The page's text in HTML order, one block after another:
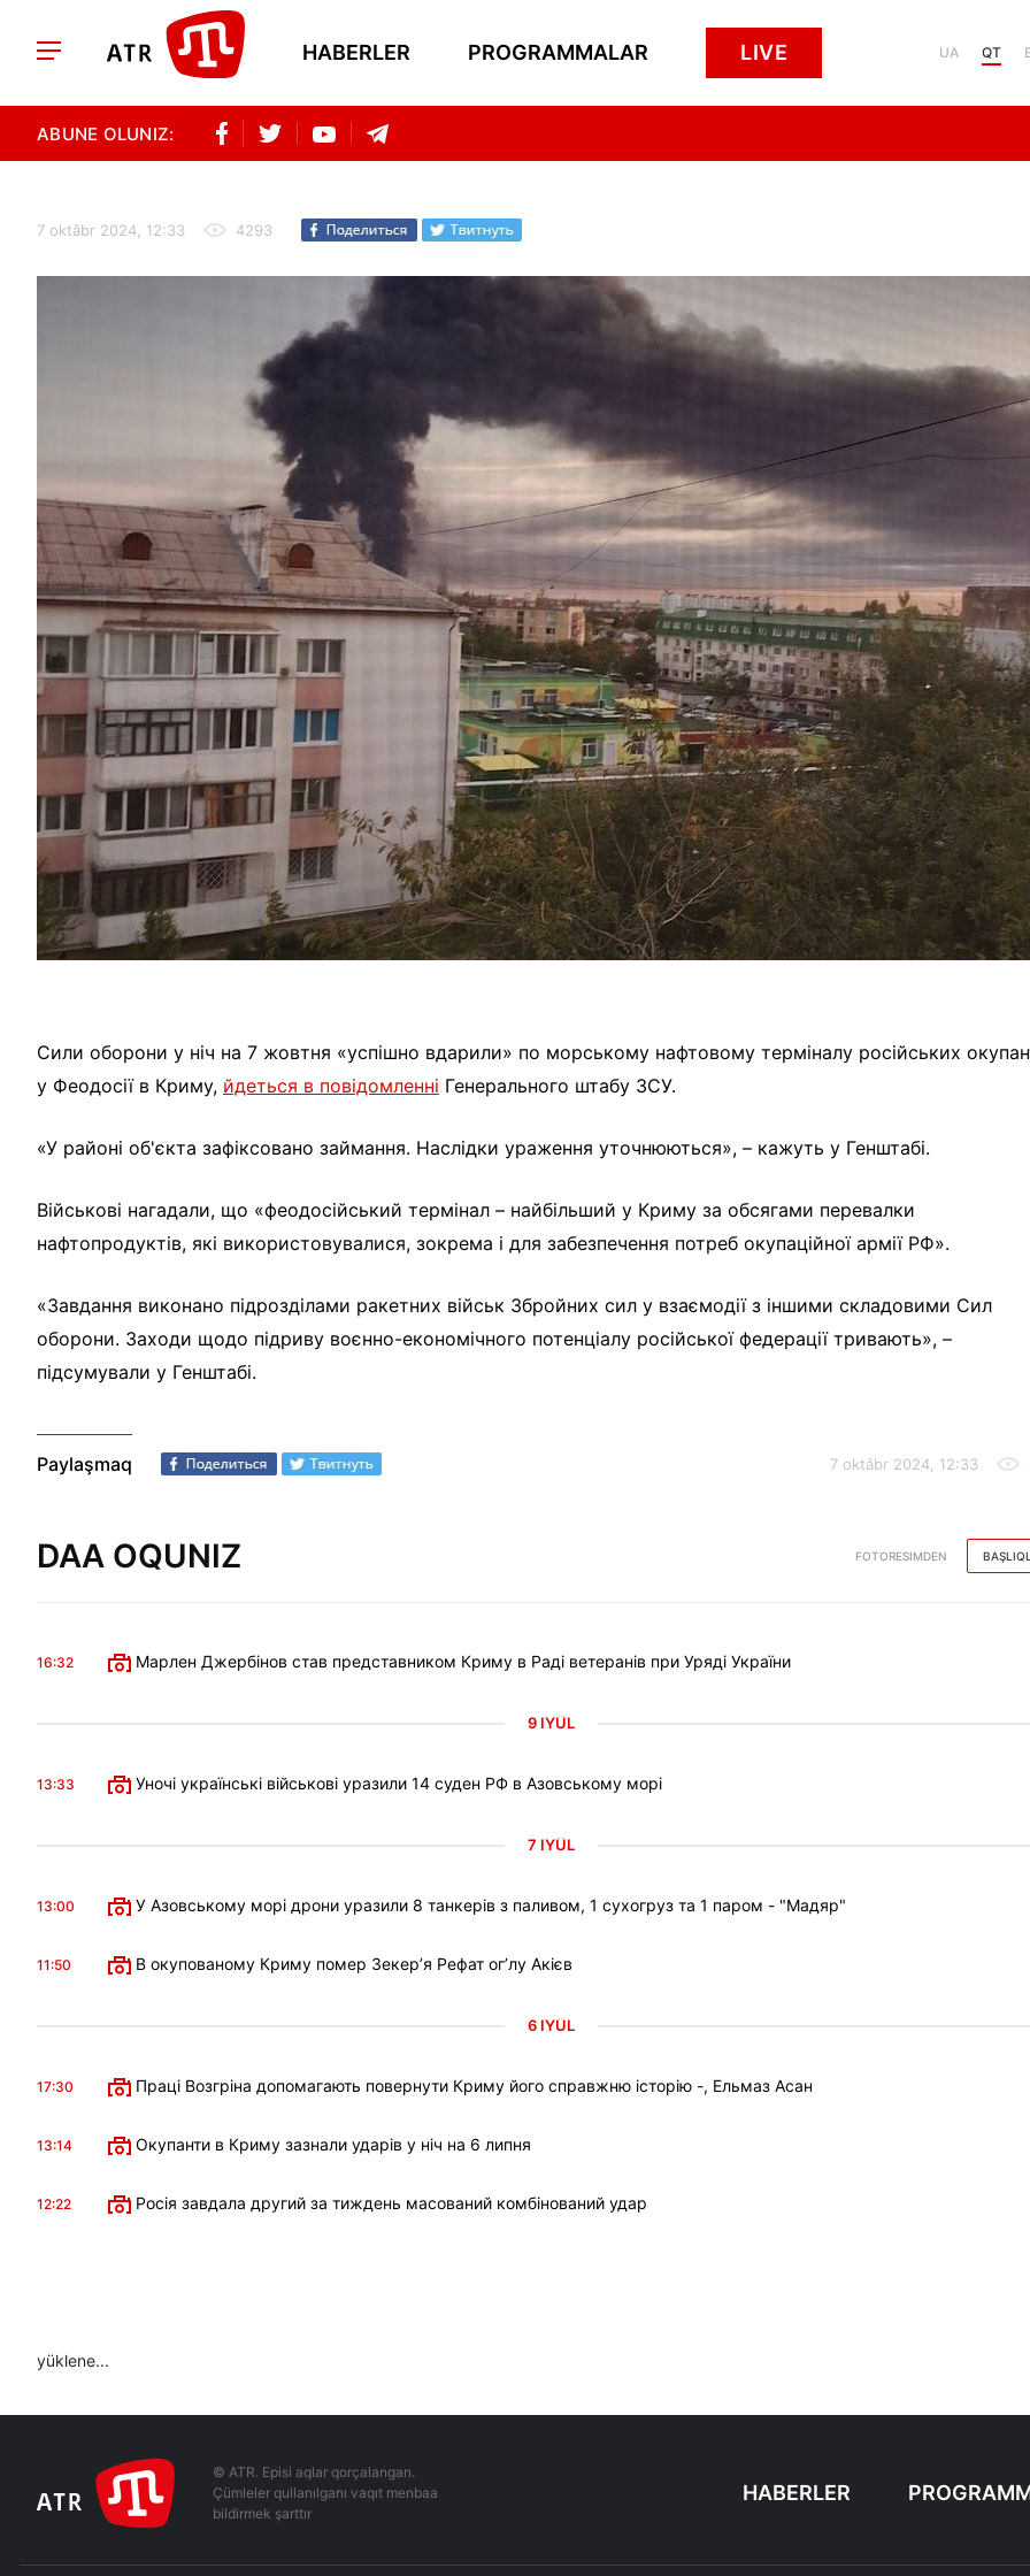
HABERLER PROGRAMMALAR LIVE UA QT
ABUNE OLUNIZ:
7 oktâbr 2024, 12:33 4293
Сили оборони у ніч на 7 жовтня «успішно вдарили» по морському нафтовому терміналу російських
у Феодосії в Криму, йдеться в повідомленні Генерального штабу ЗСУ.
«У районі об'єкта зафіксовано займання. Наслідки ураження уточнюються», – кажуть у Генштабі.
Військові нагадали, що «феодосійський термінал – найбільший у Криму за обсягами перевалки
нафтопродуктів, які використовувалися, зокрема і для забезпечення потреб окупаційної армії РФ».
«Завдання виконано підрозділами ракетних військ Збройних сил у взаємодії з іншими складовими Сил
оборони. Заходи щодо підриву воєнно-економічного потенціалу російської федерації тривають», –
підсумували у Генштабі.
Paylaşmaq 7 oktâbr 2024, 12:33
DAA OQUNIZ FOTORESIMDEN
16:32 Марлен Джербінов став представником Криму в Раді ветеранів при Уряді України
9 IYÜL
13:33 Уночі українські військові уразили 14 суден РФ в Азовському морі
7 IYÜL
13:00 У Азовському морі дрони уразили 8 танкерів з паливом, 1 сухогруз та 1 паром - "Мадяр"
11:50 В окупованому Криму помер Зекерʼя Рефат огʼлу Акієв
6 IYÜL
17:30 Праці Возгріна допомагають повернути Криму його справжню історію -, Ельмаз Асан
13:14 Окупанти в Криму зазнали ударів у ніч на 6 липня
12:22 Росія завдала другий за тиждень масований комбінований удар
yüklene...
© ATR. Episi aqlar qorçalangan.
Çümleler qullanılganı vaqıt menbaa
bildirmek şarttır
HABERLER